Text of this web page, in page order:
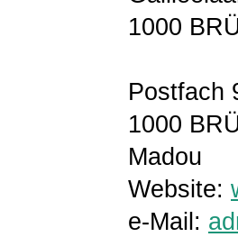
1000
Postfach
1000
Madou
Website:
e-Mail: